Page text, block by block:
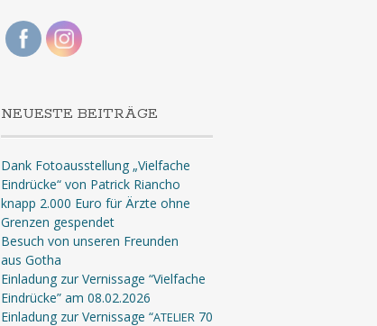
NEUESTE BEITRÄGE
Dank Fotoausstellung „Vielfache
Eindrücke“ von Patrick Riancho
knapp 2.000 Euro für Ärzte ohne
Grenzen gespendet
Besuch von unseren Freunden
aus Gotha
Einladung zur Vernissage “Vielfache
Eindrücke” am 08.02.2026
Einladung zur Vernissage “ATELIER70